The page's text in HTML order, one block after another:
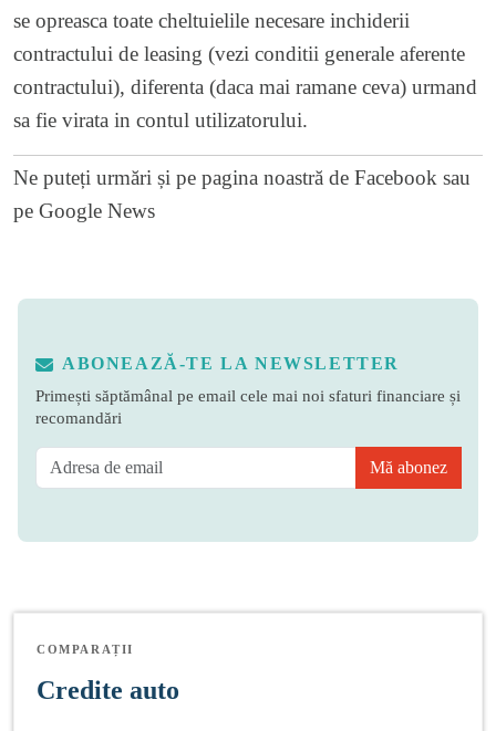
se opreasca toate cheltuielile necesare inchiderii
contractului de leasing (vezi conditii generale aferente
contractului), diferenta (daca mai ramane ceva) urmand
sa fie virata in contul utilizatorului.
Ne puteți urmări și pe pagina noastră de Facebook sau
pe Google News
ABONEAZĂ-TE LA NEWSLETTER
Primești săptămânal pe email cele mai noi sfaturi financiare și
recomandări
Mă abonez
COMPARAȚII
Credite auto